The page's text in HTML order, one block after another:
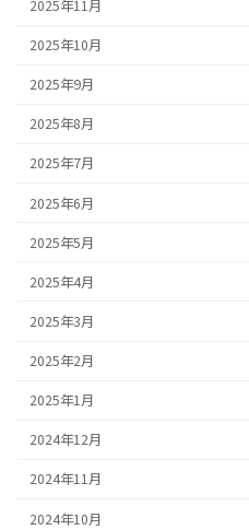
2025年11月
2025年10月
2025年9月
2025年8月
2025年7月
2025年6月
2025年5月
2025年4月
2025年3月
2025年2月
2025年1月
2024年12月
2024年11月
2024年10月